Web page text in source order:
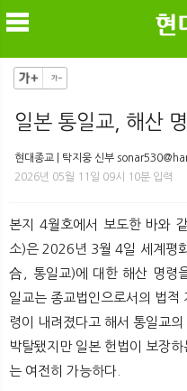
일본 통일교, 해산
현대종교 | 탁지웅 신부
2026년 05월 11일 09시 10분 입력
본지 4월호에서 보도한 바와
소)은 2026년 3월 4일 세계평
合, 통일교)에 대한 해산 명령
일교는 종교법인으로서의 법적
령이 내려졌다고 해서 통일교
박탈됐지만 일본 헌법이 보장
는 여전히 가능하다.